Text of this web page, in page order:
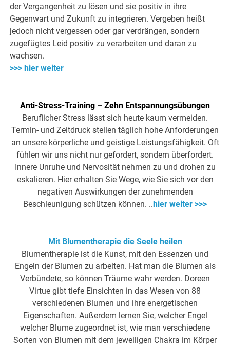
der Vergangenheit zu lösen und sie positiv in ihre
Gegenwart und Zukunft zu integrieren. Vergeben heißt
jedoch nicht vergessen oder gar verdrängen, sondern
zugefügtes Leid positiv zu verarbeiten und daran zu
wachsen.
>>> hier weiter
Anti-Stress-Training – Zehn Entspannungsübungen
Beruflicher Stress lässt sich heute kaum vermeiden.
Termin- und Zeitdruck stellen täglich hohe Anforderungen
an unsere körperliche und geistige Leistungsfähigkeit. Oft
fühlen wir uns nicht nur gefordert, sondern überfordert.
Innere Unruhe und Nervosität nehmen zu und drohen zu
eskalieren. Hier erhalten Sie Wege, wie Sie sich vor den
negativen Auswirkungen der zunehmenden
Beschleunigung schützen können. .. hier weiter >>>
Mit Blumentherapie die Seele heilen
Blumentherapie ist die Kunst, mit den Essenzen und
Engeln der Blumen zu arbeiten. Hat man die Blumen als
Verbündete, so können Träume wahr werden. Doreen
Virtue gibt tiefe Einsichten in das Wesen von 88
verschiedenen Blumen und ihre energetischen
Eigenschaften. Außerdem lernen Sie, welcher Engel
welcher Blume zugeordnet ist, wie man verschiedene
Sorten von Blumen mit dem jeweiligen Chakra im Körper